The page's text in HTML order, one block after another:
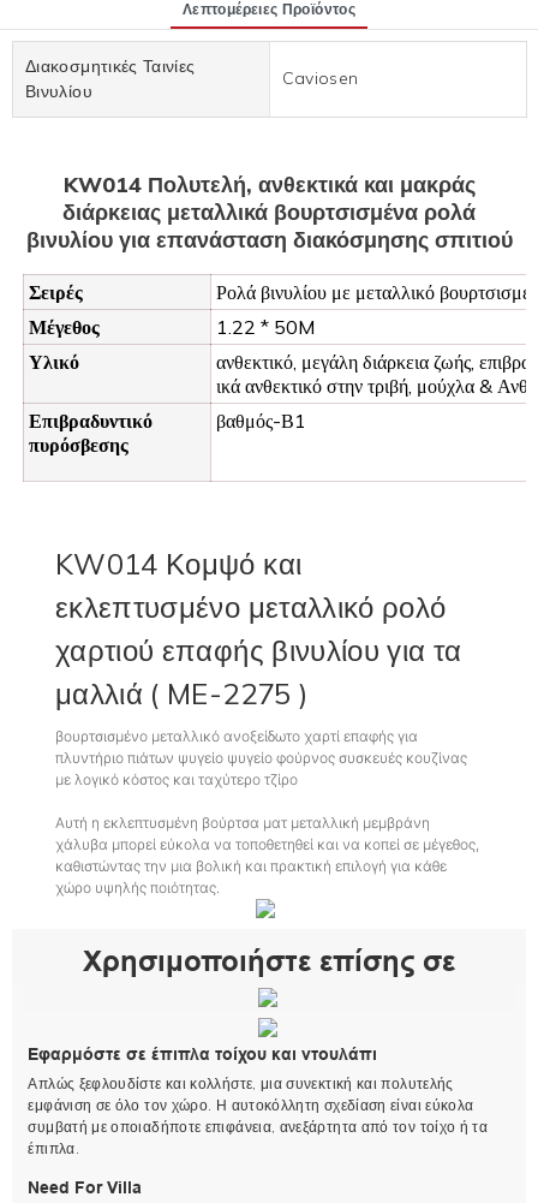
Λεπτομέρειες Προϊόντος
Διακοσμητικές Ταινίες
Βινυλίου
Caviosen
KW014 Πολυτελή, ανθεκτικά και μακράς
διάρκειας μεταλλικά βουρτσισμένα ρολά
βινυλίου για επανάσταση διακόσμησης σπιτιού
Σειρές
Ρολά βινυλίου με μεταλλικό
Μέγεθος
1.22 * 50M
Υλικό
ανθεκτικό, μεγάλη διάρκεια ζωής,
ικά ανθεκτικό στην τριβή, μούχλα &
Επιβραδυντικό
πυρόσβεσης
βαθμός-Β1
KW014 Κομψό και
εκλεπτυσμένο μεταλλικό ρολό
χαρτιού επαφής βινυλίου για τα
μαλλιά ( ME-2275 )
βουρτσισμένο μεταλλικό ανοξείδωτο χαρτί επαφής για
πλυντήριο πιάτων ψυγείο ψυγείο φούρνος συσκευές κουζίνας
με λογικό κόστος και ταχύτερο τζίρο
Αυτή η εκλεπτυσμένη βούρτσα ματ μεταλλική μεμβράνη
χάλυβα μπορεί εύκολα να τοποθετηθεί και να κοπεί σε μέγεθος,
καθιστώντας την μια βολική και πρακτική επιλογή για κάθε
χώρο υψηλής ποιότητας.
Χρησιμοποιήστε επίσης σε
Εφαρμόστε σε έπιπλα τοίχου και ντουλάπι
Απλώς ξεφλουδίστε και κολλήστε, μια συνεκτική και πολυτελής
εμφάνιση σε όλο τον χώρο. Η αυτοκόλλητη σχεδίαση είναι εύκολα
συμβατή με οποιαδήποτε επιφάνεια, ανεξάρτητα από τον τοίχο ή τα
έπιπλα.
Need For Villa